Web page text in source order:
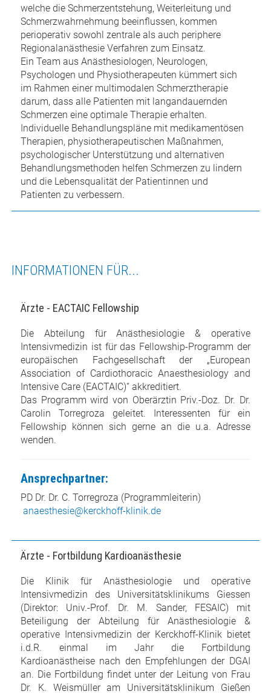
welche die Schmerzentstehung, Weiterleitung und
Schmerzwahrnehmung beeinflussen, kommen
perioperativ sowohl zentrale als auch periphere
Regionalanästhesie Verfahren zum Einsatz.
Ein Team aus Anästhesiologen, Neurologen,
Psychologen und Physiotherapeuten kümmert sich
im Rahmen einer multimodalen Schmerztherapie
darum, dass alle Patienten mit langandauernden
Schmerzen eine optimale Therapie erhalten.
Individuelle Behandlungspläne mit medikamentösen
Therapien, physiotherapeutischen Maßnahmen,
psychologischer Unterstützung und alternativen
Behandlungsmethoden helfen Schmerzen zu lindern
und die Lebensqualität der Patientinnen und
Patienten zu verbessern.
INFORMATIONEN FÜR...
Ärzte - EACTAIC Fellowship
Die Abteilung für Anästhesiologie & operative
Intensivmedizin ist für das Fellowship-Programm der
europäischen Fachgesellschaft der „European
Association of Cardiothoracic Anaesthesiology and
Intensive Care (EACTAIC)“ akkreditiert.
Das Programm wird von Oberärztin Priv.-Doz. Dr. Dr.
Carolin Torregroza geleitet. Interessenten für ein
Fellowship können sich gerne an die u.a. Adresse
wenden.
Ansprechpartner:
PD Dr. Dr. C. Torregroza (Programmleiterin)
anaesthesie@kerckhoff-klinik.de
Ärzte - Fortbildung Kardioanästhesie
Die Klinik für Anästhesiologie und operative
Intensivmedizin des Universitätsklinikums Giessen
(Direktor: Univ.-Prof. Dr. M. Sander, FESAIC) mit
Beteiligung der Abteilung für Anästhesiologie &
operative Intensivmedizin der Kerckhoff-Klinik bietet
i.d.R. einmal im Jahr die Fortbildung
Kardioanästheise nach den Empfehlungen der DGAI
an. Die Fortbildung findet unter der Leitung von Frau
Dr. K. Weismüller am Universitätsklinikum Gießen